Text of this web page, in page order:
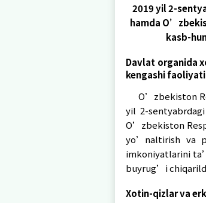
36-sonli
tizimida